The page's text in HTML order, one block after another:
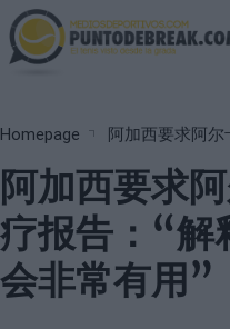
Skip
to
main
Homepage
阿加西要求
疗报告：“解
会非常有用”